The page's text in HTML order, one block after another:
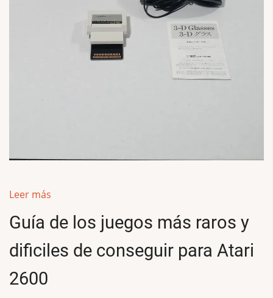
Leer más
Guía de los juegos más raros y
dificiles de conseguir para Atari
2600